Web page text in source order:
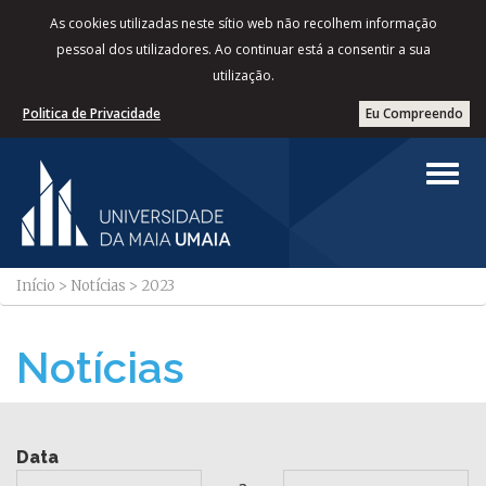
As cookies utilizadas neste sítio web não recolhem informação
pessoal dos utilizadores. Ao continuar está a consentir a sua
utilização.
Eu Compreendo
Politica de Privacidade
Início > Notícias > 2023
Notícias
Data